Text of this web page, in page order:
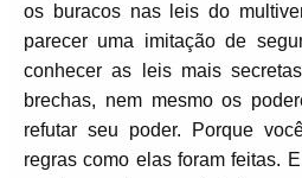
os buracos nas leis do
parecer uma imitação de
conhecer as leis mais
brechas, nem mesmo os
refutar seu poder. Porque
regras como elas foram feitas.